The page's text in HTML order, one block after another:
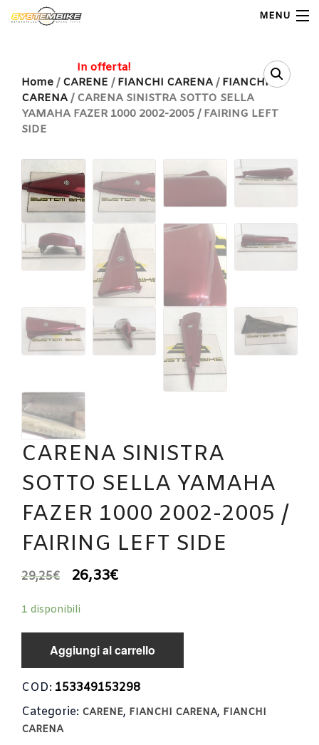
MENU
Home
Shop Moto
Shop Ricambi
Note Generali
Carrello
Contatti
Home / CARENE / FIANCHI CARENA / FIANCHI
CARENA / CARENA SINISTRA SOTTO SELLA
YAMAHA FAZER 1000 2002-2005 / FAIRING LEFT
SIDE
In offerta!
CARENA SINISTRA
SOTTO SELLA YAMAHA
FAZER 1000 2002-2005 /
FAIRING LEFT SIDE
29,25€ 26,33€
1 disponibili
Aggiungi al carrello
COD: 153349153298
Categorie: CARENE, FIANCHI CARENA, FIANCHI
CARENA